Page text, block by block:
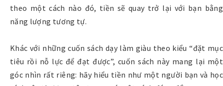
theo một cách nào đó, tiền sẽ quay trở lại với bạn bằng
năng lượng tương tự.
Khác với những cuốn sách dạy làm giàu theo kiểu “đặt mục
tiêu rồi nỗ lực để đạt được”, cuốn sách này mang lại một
góc nhìn rất riêng: hãy hiểu tiền như một người bạn và học